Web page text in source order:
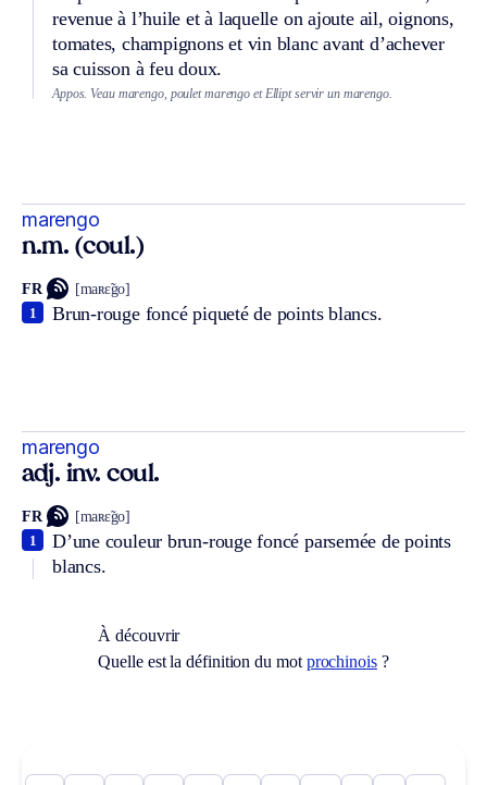
revenue à l’huile et à laquelle on ajoute ail, oignons,
tomates, champignons et vin blanc avant d’achever
sa cuisson à feu doux.
Appos. Veau marengo, poulet marengo et Ellipt servir un marengo.
marengo
n.m. (coul.)
FR [maʀɛ̃go]
Brun-rouge foncé piqueté de points blancs.
1
marengo
adj. inv. coul.
FR [maʀɛ̃go]
D’une couleur brun-rouge foncé parsemée de points
blancs.
1
À découvrir
Quelle est la définition du mot prochinois?